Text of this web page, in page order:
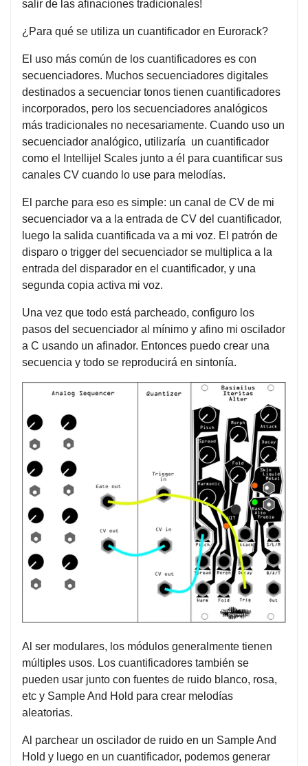
salir de las afinaciones tradicionales!
¿Para qué se utiliza un cuantificador en Eurorack?
El uso más común de los cuantificadores es con
secuenciadores. Muchos secuenciadores digitales
destinados a secuenciar tonos tienen cuantificadores
incorporados, pero los secuenciadores analógicos
más tradicionales no necesariamente. Cuando uso un
secuenciador analógico, utilizaría un cuantificador
como el Intellijel Scales junto a él para cuantificar sus
canales CV cuando lo use para melodías.
El parche para eso es simple: un canal de CV de mi
secuenciador va a la entrada de CV del cuantificador,
luego la salida cuantificada va a mi voz. El patrón de
disparo o trigger del secuenciador se multiplica a la
entrada del disparador en el cuantificador, y una
segunda copia activa mi voz.
Una vez que todo está parcheado, configuro los
pasos del secuenciador al mínimo y afino mi oscilador
a C usando un afinador. Entonces puedo crear una
secuencia y todo se reproducirá en sintonía.
Al ser modulares, los módulos generalmente tienen
múltiples usos. Los cuantificadores también se
pueden usar junto con fuentes de ruido blanco, rosa,
etc y Sample And Hold para crear melodías
aleatorias.
Al parchear un oscilador de ruido en un Sample And
Hold y luego en un cuantificador, podemos generar